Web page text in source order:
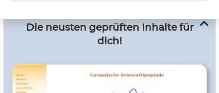
Die neusten geprüften Inhalte für
dich!